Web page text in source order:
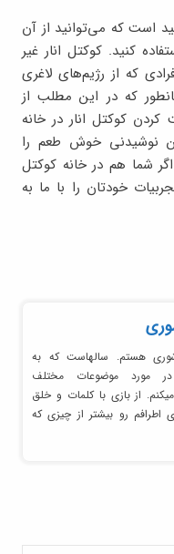
است که می‌توانید از آن
کنید. کوکتل انار غیر
که از رژیم‌های لاغری
که در این مطلب از
کردن کوکتل انار در خانه
نوشیدنی خوش طعم را
شما هم در خانه کوکتل
خودتان را با ما به
هستم. سالهاست که به
مورد موضوعات مختلف
از بازی با کلمات و خلق
اطرافم رو بیشتر از چیزی که